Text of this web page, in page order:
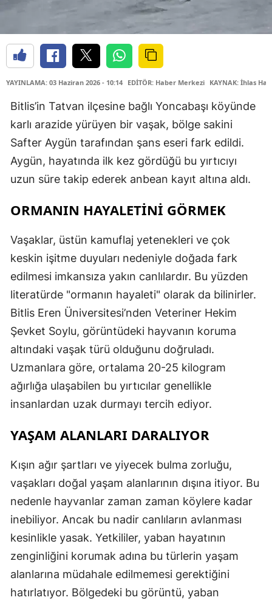
YAYINLAMA: 03 Haziran 2026 - 10:14 EDİTÖR: Haber Merkezi KAYNAK: İhlas
Bitlis’in Tatvan ilçesine bağlı Yoncabaşı köyünde
karlı arazide yürüyen bir vaşak, bölge sakini
Safter Aygün tarafından şans eseri fark edildi.
Aygün, hayatında ilk kez gördüğü bu yırtıcıyı
uzun süre takip ederek anbean kayıt altına aldı.
ORMANIN HAYALETİNİ GÖRMEK
Vaşaklar, üstün kamuflaj yetenekleri ve çok
keskin işitme duyuları nedeniyle doğada fark
edilmesi imkansıza yakın canlılardır. Bu yüzden
literatürde "ormanın hayaleti" olarak da bilinirler.
Bitlis Eren Üniversitesi’nden Veteriner Hekim
Şevket Soylu, görüntüdeki hayvanın koruma
altındaki vaşak türü olduğunu doğruladı.
Uzmanlara göre, ortalama 20-25 kilogram
ağırlığa ulaşabilen bu yırtıcılar genellikle
insanlardan uzak durmayı tercih ediyor.
YAŞAM ALANLARI DARALIYOR
Kışın ağır şartları ve yiyecek bulma zorluğu,
vaşakları doğal yaşam alanlarının dışına itiyor. Bu
nedenle hayvanlar zaman zaman köylere kadar
inebiliyor. Ancak bu nadir canlıların avlanması
kesinlikle yasak. Yetkililer, yaban hayatının
zenginliğini korumak adına bu türlerin yaşam
alanlarına müdahale edilmemesi gerektiğini
hatırlatıyor. Bölgedeki bu görüntü, yaban